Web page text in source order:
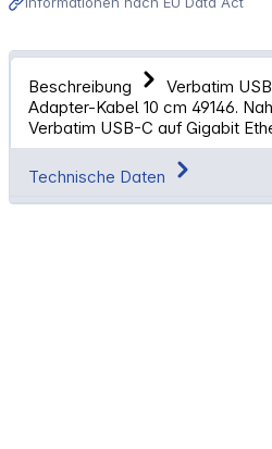
Beschreibung
Verbatim
Adapter-Kabel 10 cm 49146.
Verbatim USB-C auf Gigabit
Technische Daten